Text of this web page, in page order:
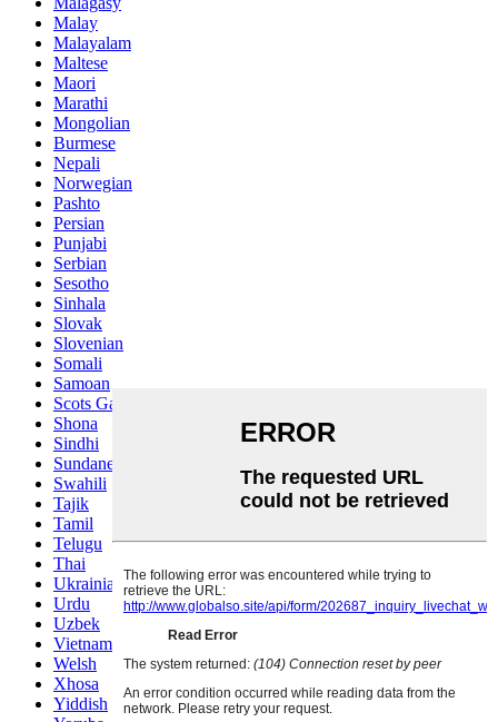
Malay
Malayalam
Maltese
Maori
Marathi
Mongolian
Burmese
Nepali
Norwegian
Pashto
Persian
Punjabi
Serbian
Sesotho
Sinhala
Slovak
Slovenian
Somali
Samoan
Scots Gaelic
Shona
Sindhi
Sundanese
Swahili
Tajik
Tamil
Telugu
Thai
Ukrainian
Urdu
Uzbek
Vietnamese
Welsh
Xhosa
Yiddish